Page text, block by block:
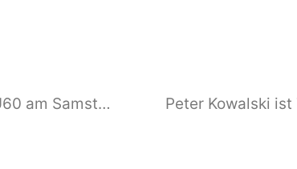
TCL ermittelt am Wochenende seinen Clubmeister bei den Herren Ü60 am Samstag 20. September um 13.00 Uhr